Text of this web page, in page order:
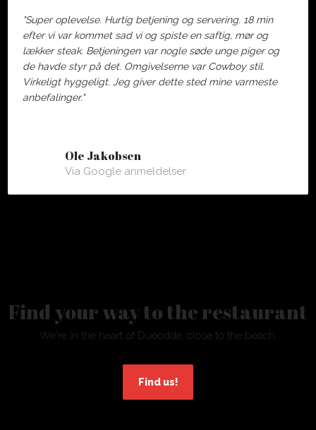
"Super oplevelse. Hurtig betjening og servering. 18 min
efter vi var kommet sad vi og spiste en saftig, mør og
lækker steak. Betjeningen var nogle søde unge piger og
de havde styr på det. Omgivelserne var Cowboy stil.
Virkeligt hyggeligt. Jeg giver dette sted mine varmeste
anbefalinger."
Ole Jakobsen
Via Google anmeldelser
​Find your way to the restaurant
We're in the heart of Dueodde, close to the beach.
Find us!